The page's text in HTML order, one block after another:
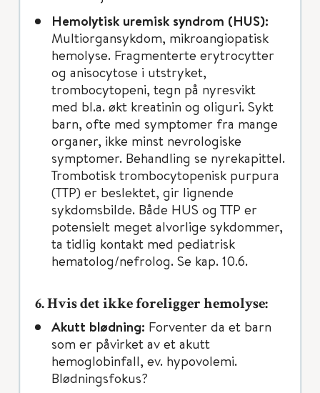
Hemolytisk uremisk syndrom (HUS):
Multiorgansykdom, mikroangiopatisk
hemolyse. Fragmenterte erytrocytter
og anisocytose i utstryket,
trombocytopeni, tegn på nyresvikt
med bl.a. økt kreatinin og oliguri. Sykt
barn, ofte med symptomer fra mange
organer, ikke minst nevrologiske
symptomer. Behandling se nyrekapittel.
Trombotisk trombocytopenisk purpura
(TTP) er beslektet, gir lignende
sykdomsbilde. Både HUS og TTP er
potensielt meget alvorlige sykdommer,
ta tidlig kontakt med pediatrisk
hematolog/nefrolog. Se kap. 10.6.
6. Hvis det ikke foreligger hemolyse:
Akutt blødning: Forventer da et barn
som er påvirket av et akutt
hemoglobinfall, ev. hypovolemi.
Blødningsfokus?